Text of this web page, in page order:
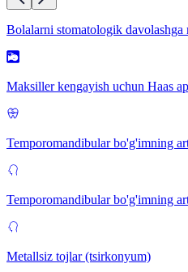
Bolalarni stomatologik davolashga
Maksiller kengayish uchun Haas
Temporomandibular bo'g'imning
Temporomandibular bo'g'imning
Metallsiz tojlar (tsirkonyum)